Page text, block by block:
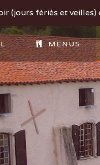
(jours fériés et
MENUS